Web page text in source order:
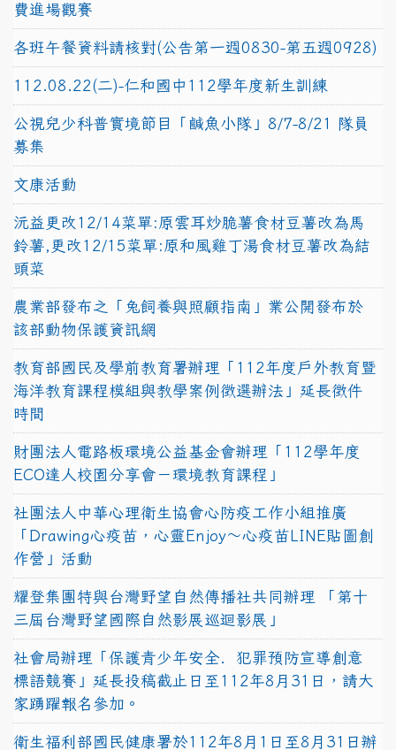
費進場觀賽
各班午餐資料請核對(公告第一週0830-第五週0928)
112.08.22(二)-仁和國中112學年度新生訓練
公視兒少科普實境節目「鹹魚小隊」8/7-8/21 隊員
募集
文康活動
沅益更改12/14菜單:原雲耳炒脆薯食材豆薯改為馬
鈴薯,更改12/15菜單:原和風雞丁湯食材豆薯改為結
頭菜
農業部發布之「兔飼養與照顧指南」業公開發布於
該部動物保護資訊網
教育部國民及學前教育署辦理「112年度戶外教育暨
海洋教育課程模組與教學案例徵選辦法」延長徵件
時間
財團法人電路板環境公益基金會辦理「112學年度
ECO達人校園分享會－環境教育課程」
社團法人中華心理衛生協會心防疫工作小組推廣
「Drawing心疫苗，心靈Enjoy〜心疫苗LINE貼圖創
作營」活動
耀登集團特與台灣野望自然傳播社共同辦理 「第十
三屆台灣野望國際自然影展巡迴影展」
社會局辦理「保護青少年安全．犯罪預防宣導創意
標語競賽」延長投稿截止日至112年8月31日，請大
家踴躍報名參加。
衛生福利部國民健康署於112年8月1日至8月31日辦